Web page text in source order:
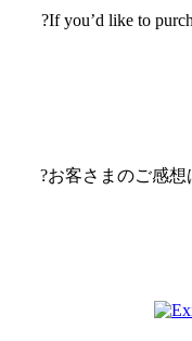
?If you’d like to
?お客さまのご感